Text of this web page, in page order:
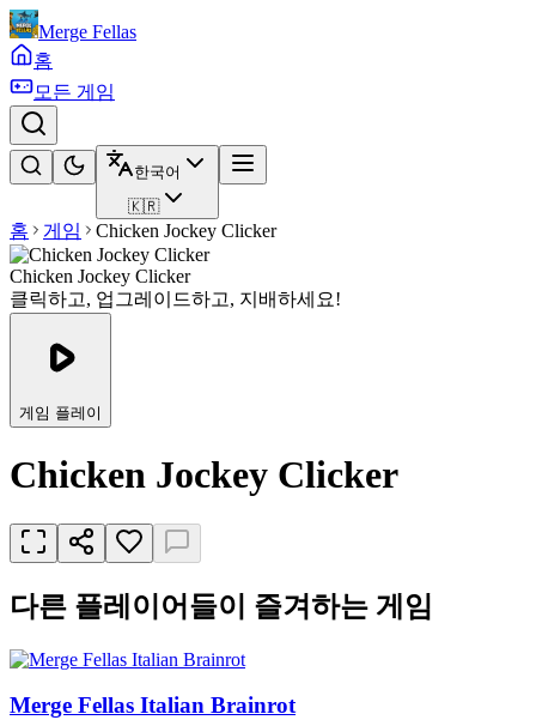
Merge Fellas
홈
모든 게임
한국어
🇰🇷
홈 게임 Chicken Jockey Clicker
Chicken Jockey Clicker
클릭하고, 업그레이드하고, 지배하세요!
게임 플레이
Chicken Jockey Clicker
다른 플레이어들이 즐겨하는 게임
Merge Fellas Italian Brainrot